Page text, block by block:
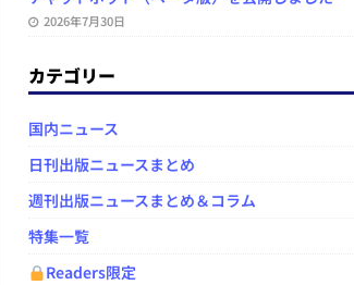
2026年7月30日
カテゴリー
国内ニュース
日刊出版ニュースまとめ
週刊出版ニュースまとめ＆コラム
特集一覧
Readers限定